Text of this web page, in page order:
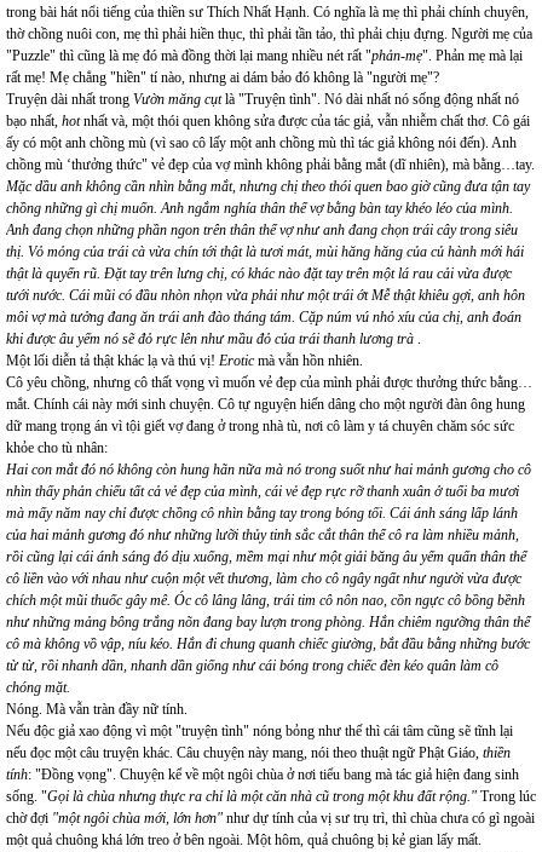
trong bài hát nổi tiếng của thiền sư Thích Nhất Hạnh. Có nghĩa là mẹ thì phải chính chuyên,
thờ chồng nuôi con, mẹ thì phải hiền thục, thì phải tần tảo, thì phải chịu đựng. Người mẹ của
"Puzzle" thì cũng là mẹ đó mà đồng thời lại mang nhiều nét rất "phản-mẹ". Phản mẹ mà lại
rất mẹ! Mẹ chẳng "hiền" tí nào, nhưng ai dám bảo đó không là "người mẹ"?
Truyện dài nhất trong Vườn măng cụtlà "Truyện tình". Nó dài nhất nó sống động nhất nó
bạo nhất, hotnhất và, một thói quen không sửa được của tác giả, vẫn nhiễm chất thơ. Cô gái
ấy có một anh chồng mù (vì sao cô lấy một anh chồng mù thì tác giả không nói đến). Anh
chồng mù ‘thưởng thức" vẻ đẹp của vợ mình không phải bằng mắt (dĩ nhiên), mà bằng…tay.
Mặc dầu anh không cần nhìn bằng mắt, nhưng chị theo thói quen bao giờ cũng đưa tận tay
chồng những gì chị muốn. Anh ngắm nghía thân thể vợ bằng bàn tay khéo léo của mình.
Anh đang chọn những phần ngon trên thân thể vợ như anh đang chọn trái cây trong siêu
thị. Vỏ mỏng của trái cà vừa chín tới thật là tươi mát, mùi hăng hăng của củ hành mới hái
thật là quyến rũ. Đặt tay trên lưng chị, có khác nào đặt tay trên một lá rau cải vừa được
tưới nước. Cái mũi có đầu nhòn nhọn vừa phải như một trái ớt Mễ thật khiêu gợi, anh hôn
môi vợ mà tưởng đang ăn trái anh đào tháng tám. Cặp núm vú nhỏ xíu của chị, anh đoán
khi được âu yếm nó sẽ đỏ rực lên như mầu đỏ của trái thanh lương trà .
Một lối diễn tả thật khác lạ và thú vị! Eroticmà vẫn hồn nhiên.
Cô yêu chồng, nhưng cô thất vọng vì muốn vẻ đẹp của mình phải được thưởng thức bằng…
mắt. Chính cái này mới sinh chuyện. Cô tự nguyện hiến dâng cho một người đàn ông hung
dữ mang trọng án vì tội giết vợ đang ở trong nhà tù, nơi cô làm y tá chuyên chăm sóc sức
khỏe cho tù nhân:
Hai con mắt đó nó không còn hung hãn nữa mà nó trong suốt như hai mảnh gương cho cô
nhìn thấy phản chiếu tất cả vẻ đẹp của mình, cái vẻ đẹp rực rỡ thanh xuân ở tuổi ba mươi
mà mấy năm nay chỉ được chồng cô nhìn bằng tay trong bóng tối. Cái ánh sáng lấp lánh
của hai mảnh gương đó như những lưỡi thủy tinh sắc cắt thân thể cô ra làm nhiều mảnh,
rồi cũng lại cái ánh sáng đó dịu xuống, mềm mại như một giải băng âu yếm quấn thân thể
cô liền vào với nhau như cuộn một vết thương, làm cho cô ngây ngất như người vừa được
chích một mũi thuốc gây mê. Óc cô lâng lâng, trái tim cô nôn nao, cồn ngực cô bồng bềnh
như những mảng bông trắng nõn đang bay lượn trong phòng. Hắn chiêm ngưỡng thân thể
cô mà không vồ vập, níu kéo. Hắn đi chung quanh chiếc giường, bắt đầu bằng những bước
từ từ, rồi nhanh dần, nhanh dần giống như cái bóng trong chiếc đèn kéo quân làm cô
chóng mặt.
Nóng. Mà vẫn tràn đầy nữ tính.
Nếu độc giả xao động vì một "truyện tình" nóng bỏng như thế thì cái tâm cũng sẽ tĩnh lại
nếu đọc một câu truyện khác. Câu chuyện này mang, nói theo thuật ngữ Phật Giáo, thiền
tính: "Đồng vọng". Chuyện kể về một ngôi chùa ở nơi tiểu bang mà tác giả hiện đang sinh
sống. "Gọi là chùa nhưng thực ra chỉ là một căn nhà cũ trong một khu đất rộng." Trong lúc
chờ đợi "một ngôi chùa mới, lớn hơn" như dự tính của vị sư trụ trì, thì chùa chưa có gì ngoài
một quả chuông khá lớn treo ở bên ngoài. Một hôm, quả chuông bị kẻ gian lấy mất.